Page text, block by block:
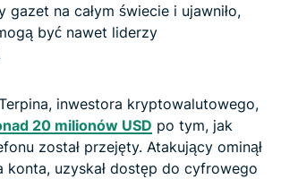
gazet na całym świecie i ujawniło,
być nawet liderzy
inwestora kryptowalutowego,
20 milionów USD po tym, jak
został przejęty. Atakujący ominął
konta, uzyskał dostęp do cyfrowego